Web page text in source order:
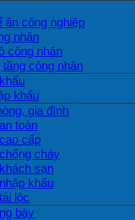
ăn công nghiệp
nhân
công nhân
công nhân
khẩu
gia đình
toàn
cấp
cháy
sạn
khẩu
lộc
bày